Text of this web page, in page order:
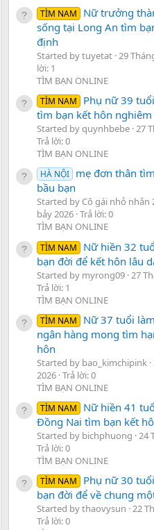
TÌM NAM
Nữ trưởng
sống tại Long An tìm
định
Started by tuyetat 29
lời: 1
TÌM BẠN ONLINE
TÌM NAM
Phụ nữ 39
tìm bạn kết hôn nghiêm
Started by quynhbebe 27
Trả lời: 0
TÌM BẠN ONLINE
HÀ NỘI mẹ đơn thân
bầu bạn
Started by Cô gái nhỏ nhắn
bảy 2026 Trả lời: 0
TÌM BẠN ONLINE
TÌM NAM
Nữ hiền 32
bạn đời để kết hôn lâu
Started by myrong09 27
Trả lời: 1
TÌM BẠN ONLINE
TÌM NAM
Nữ 37 tuổi
ngân hàng mong tìm
hôn
Started by bao_kimchipink
2026 Trả lời: 0
TÌM BẠN ONLINE
TÌM NAM
Nữ hiền 41
Đồng Nai tìm bạn kết
Started by bichphuong 24
Trả lời: 0
TÌM BẠN ONLINE
TÌM NAM
Phụ nữ 30
bạn đời để về chung
Started by thaovysun 22
Trả lời: 0